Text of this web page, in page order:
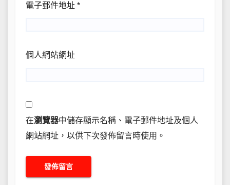
電子郵件地址 *
個人網站網址
在瀏覽器中儲存顯示名稱、電子郵件地址及個人
網站網址，以供下次發佈留言時使用。